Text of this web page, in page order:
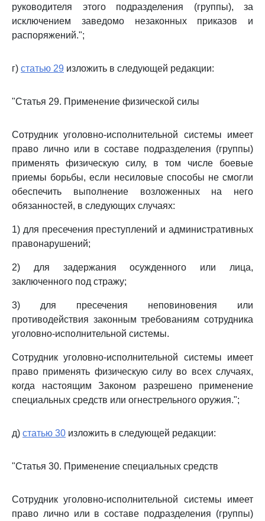
руководителя этого подразделения (группы), за
исключением заведомо незаконных приказов и
распоряжений.";
г) статью 29 изложить в следующей редакции:
"Статья 29. Применение физической силы
Сотрудник уголовно-исполнительной системы имеет
право лично или в составе подразделения (группы)
применять физическую силу, в том числе боевые
приемы борьбы, если несиловые способы не смогли
обеспечить выполнение возложенных на него
обязанностей, в следующих случаях:
1) для пресечения преступлений и административных
правонарушений;
2) для задержания осужденного или лица,
заключенного под стражу;
3) для пресечения неповиновения или
противодействия законным требованиям сотрудника
уголовно-исполнительной системы.
Сотрудник уголовно-исполнительной системы имеет
право применять физическую силу во всех случаях,
когда настоящим Законом разрешено применение
специальных средств или огнестрельного оружия.";
д) статью 30 изложить в следующей редакции:
"Статья 30. Применение специальных средств
Сотрудник уголовно-исполнительной системы имеет
право лично или в составе подразделения (группы)